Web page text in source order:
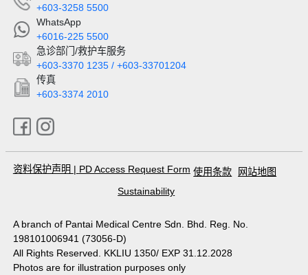
+603-3258 5500
WhatsApp
+6016-225 5500
急诊部门/救护车服务
+603-3370 1235 / +603-33701204
传真
+603-3374 2010
资料保护声明 | PD Access Request Form 使用条款
网站地图
Sustainability
A branch of Pantai Medical Centre Sdn. Bhd. Reg. No.
198101006941 (73056-D)
All Rights Reserved. KKLIU 1350/ EXP 31.12.2028
Photos are for illustration purposes only